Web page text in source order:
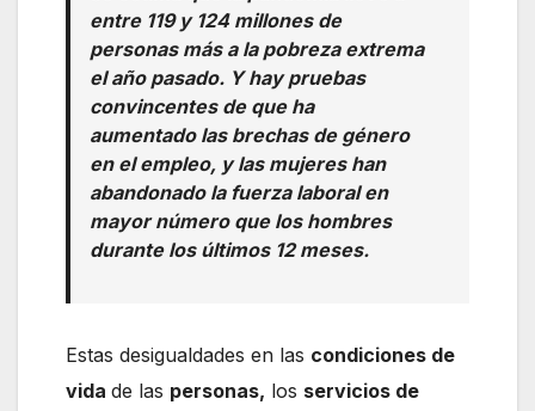
entre 119 y 124 millones de
personas más a la pobreza extrema
el año pasado. Y hay pruebas
convincentes de que ha
aumentado las brechas de género
en el empleo, y las mujeres han
abandonado la fuerza laboral en
mayor número que los hombres
durante los últimos 12 meses.
Estas desigualdades en las condiciones de
vida de las personas, los servicios de